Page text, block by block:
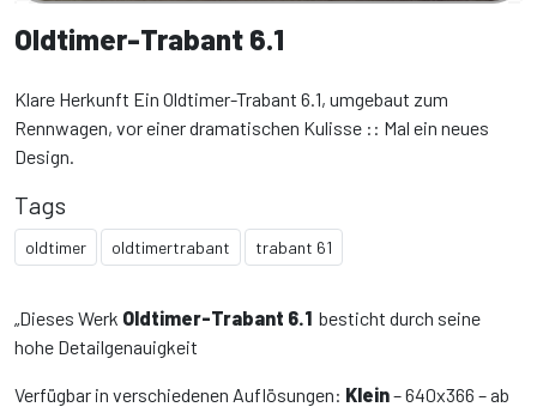
Oldtimer-Trabant 6.1
Klare Herkunft Ein Oldtimer-Trabant 6.1, umgebaut zum
Rennwagen, vor einer dramatischen Kulisse :: Mal ein neues
Design.
Tags
oldtimer oldtimertrabant trabant 61
„Dieses Werk Oldtimer-Trabant 6.1 besticht durch seine
hohe Detailgenauigkeit
Verfügbar in verschiedenen Auflösungen: Klein– 640x366 – ab